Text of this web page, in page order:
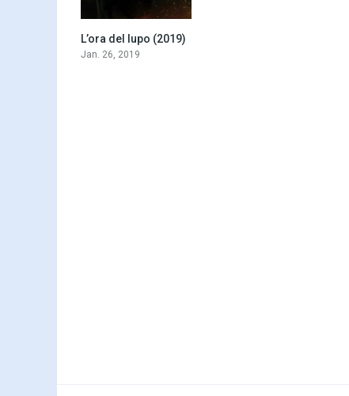
4.9
L’ora del lupo (2019)
Jan. 26, 2019